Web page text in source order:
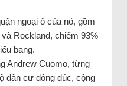
ngoại ô của nó, gồm
Rockland, chiếm 93%
bang.
Andrew Cuomo, từng
dân cư đông đúc, cộng